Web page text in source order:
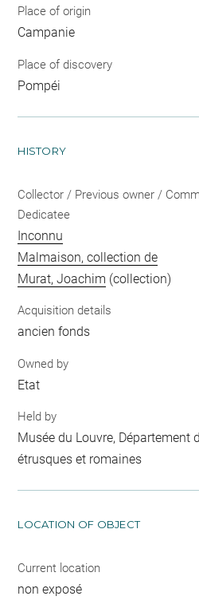
Place of origin
Campanie
Place of discovery
Pompéi
HISTORY
Collector / Previous owner /
Dedicatee
Inconnu
Malmaison, collection de
Murat, Joachim (collection)
Acquisition details
ancien fonds
Owned by
Etat
Held by
Musée du Louvre, Département
étrusques et romaines
LOCATION OF OBJECT
Current location
non exposé